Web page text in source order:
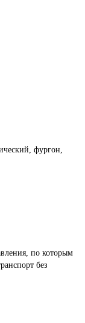
фургон,
по которым
без